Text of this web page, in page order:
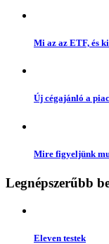
Mi az az ETF, és
Új cégajánló a
Mire figyeljünk
Legnépszerűbb
Eleven testek